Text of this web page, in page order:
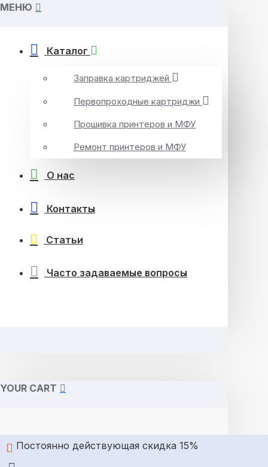
МЕНЮ
Каталог
Заправка картриджей
Первопроходные картриджи
Прошивка принтеров и МФУ
Ремонт принтеров и МФУ
О нас
Контакты
Статьи
Часто задаваемые вопросы
YOUR CART
Постоянно действующая скидка 15%